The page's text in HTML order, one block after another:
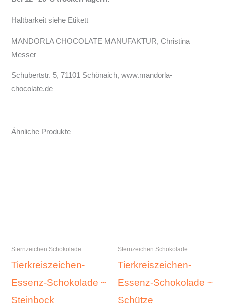
Haltbarkeit siehe Etikett
MANDORLA CHOCOLATE MANUFAKTUR, Christina
Messer
Schubertstr. 5, 71101 Schönaich, www.mandorla-
chocolate.de
Ähnliche Produkte
Sternzeichen Schokolade
Tierkreiszeichen-
Essenz-Schokolade ~
Steinbock
Sternzeichen Schokolade
Tierkreiszeichen-
Essenz-Schokolade ~
Schütze